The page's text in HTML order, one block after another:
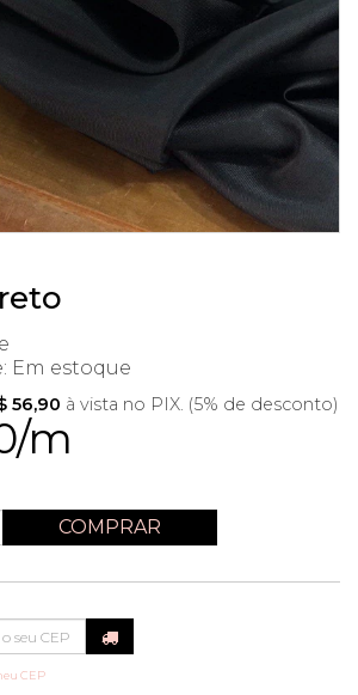
Em estoque
m
56,90 à vista no PIX. (5% de desconto)
COMPRAR
CEP